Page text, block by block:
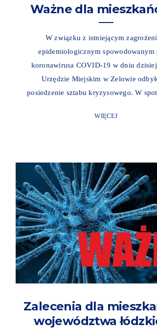
Ważne dla
W związku z istniejącym
epidemiologicznym spowodowanym
koronawirusa COVID-19 w dniu
Urzędzie Miejskim w Zelowie
posiedzenie sztabu kryzysowego. W
WIĘCEJ
Zalecenia dla
województwa